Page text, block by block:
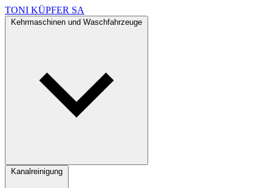
TONI KÜPFER SA